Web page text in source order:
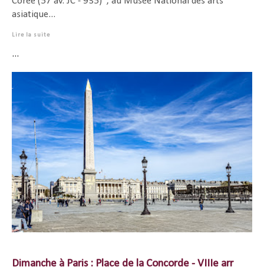
asiatique...
Lire la suite
...
Dimanche à Paris : Place de la Concorde - VIIIe arr